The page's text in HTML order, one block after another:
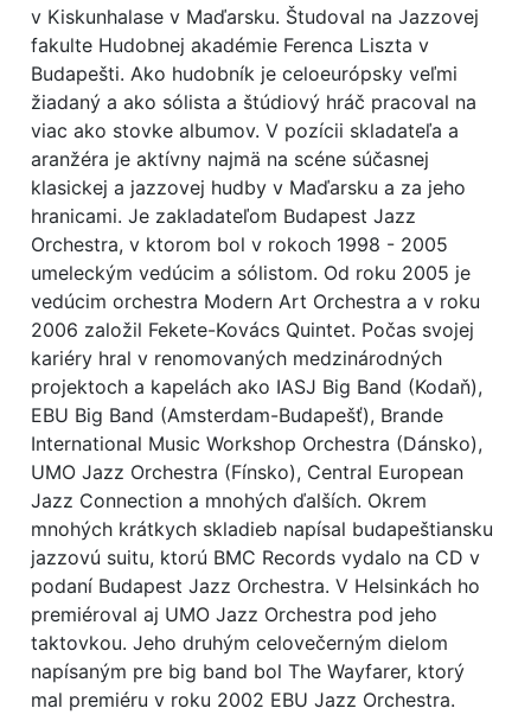
v Kiskunhalase v Maďarsku. Študoval na Jazzovej
fakulte Hudobnej akadémie Ferenca Liszta v
Budapešti. Ako hudobník je celoeurópsky veľmi
žiadaný a ako sólista a štúdiový hráč pracoval na
viac ako stovke albumov. V pozícii skladateľa a
aranžéra je aktívny najmä na scéne súčasnej
klasickej a jazzovej hudby v Maďarsku a za jeho
hranicami. Je zakladateľom Budapest Jazz
Orchestra, v ktorom bol v rokoch 1998 - 2005
umeleckým vedúcim a sólistom. Od roku 2005 je
vedúcim orchestra Modern Art Orchestra a v roku
2006 založil Fekete-Kovács Quintet. Počas svojej
kariéry hral v renomovaných medzinárodných
projektoch a kapelách ako IASJ Big Band (Kodaň),
EBU Big Band (Amsterdam-Budapešť), Brande
International Music Workshop Orchestra (Dánsko),
UMO Jazz Orchestra (Fínsko), Central European
Jazz Connection a mnohých ďalších. Okrem
mnohých krátkych skladieb napísal budapeštiansku
jazzovú suitu, ktorú BMC Records vydalo na CD v
podaní Budapest Jazz Orchestra. V Helsinkách ho
premiéroval aj UMO Jazz Orchestra pod jeho
taktovkou. Jeho druhým celovečerným dielom
napísaným pre big band bol The Wayfarer, ktorý
mal premiéru v roku 2002 EBU Jazz Orchestra.